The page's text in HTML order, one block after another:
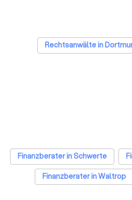
Rechtsanwälte in
Finanzberater in Schwerte
Finanzberater in Waltrop